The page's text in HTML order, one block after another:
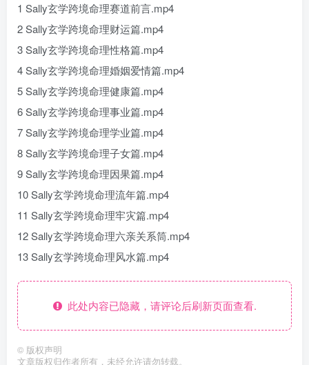
1 Sally玄学跨境命理赛道前言.mp4
2 Sally玄学跨境命理财运篇.mp4
3 Sally玄学跨境命理性格篇.mp4
4 Sally玄学跨境命理婚姻爱情篇.mp4
5 Sally玄学跨境命理健康篇.mp4
6 Sally玄学跨境命理事业篇.mp4
7 Sally玄学跨境命理学业篇.mp4
8 Sally玄学跨境命理子女篇.mp4
9 Sally玄学跨境命理因果篇.mp4
10 Sally玄学跨境命理流年篇.mp4
11 Sally玄学跨境命理牢灾篇.mp4
12 Sally玄学跨境命理六亲关系筒.mp4
13 Sally玄学跨境命理风水篇.mp4
此处内容已隐藏，请评论后刷新页面查看.
© 版权声明
文章版权归作者所有，未经允许请勿转载。